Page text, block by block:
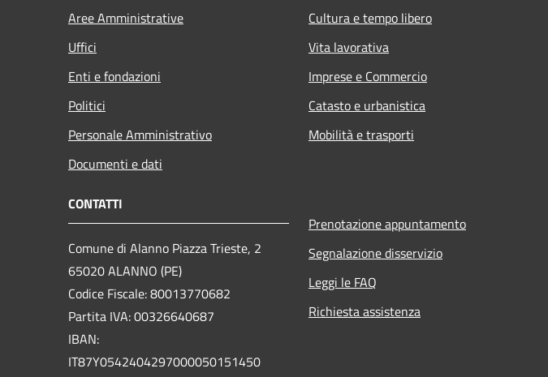
Aree Amministrative
Uffici
Enti e fondazioni
Politici
Personale Amministrativo
Documenti e dati
Cultura e tempo libero
Vita lavorativa
Imprese e Commercio
Catasto e urbanistica
Mobilità e trasporti
CONTATTI
Comune di Alanno Piazza Trieste, 2
65020 ALANNO (PE)
Codice Fiscale: 80013770682
Partita IVA: 00326640687
IBAN:
IT87Y0542404297000050151450
Prenotazione appuntamento
Segnalazione disservizio
Leggi le FAQ
Richiesta assistenza